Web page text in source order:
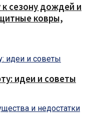
сезону дождей и
ковры,
идеи и советы